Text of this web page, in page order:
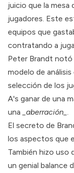
juicio que la mesa
jugadores. Este
equipos que
contratando a
Peter Brandt
modelo de
selección de los
A's ganar de una
una
_aberración_ .
El secreto de
los aspectos que
También hizo uso
un genial balance